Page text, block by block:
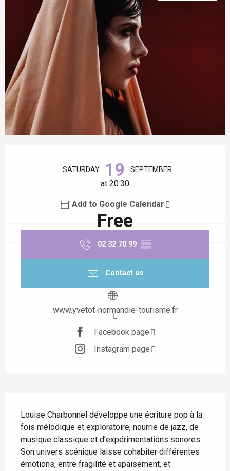
SATURDAY 19 SEPTEMBER
at 20:30
Add to Google Calendar
Free
02 32 70 99 ▒▒
Contact us
www.yvetot-normandie-tourisme.fr
Facebook page
Instagram page
Louise Charbonnel développe une écriture pop à la
fois mélodique et exploratoire, nourrie de jazz, de
musique classique et d’expérimentations sonores.
Son univers scénique laisse cohabiter différentes
émotions, entre fragilité et apaisement, et